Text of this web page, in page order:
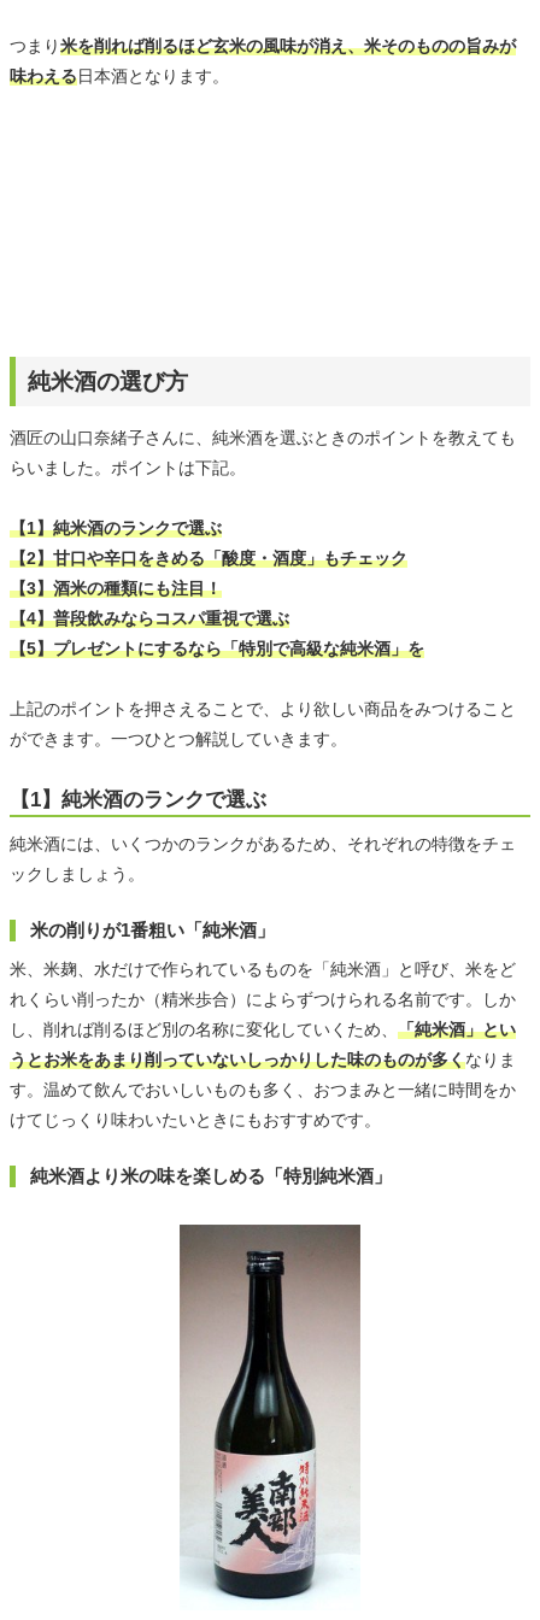
つまり米を削れば削るほど玄米の風味が消え、米そのものの旨みが
味わえる日本酒となります。
純米酒の選び方
酒匠の山口奈緒子さんに、純米酒を選ぶときのポイントを教えても
らいました。ポイントは下記。
【1】純米酒のランクで選ぶ
【2】甘口や辛口をきめる「酸度・酒度」もチェック
【3】酒米の種類にも注目！
【4】普段飲みならコスパ重視で選ぶ
【5】プレゼントにするなら「特別で高級な純米酒」を
上記のポイントを押さえることで、より欲しい商品をみつけること
ができます。一つひとつ解説していきます。
【1】純米酒のランクで選ぶ
純米酒には、いくつかのランクがあるため、それぞれの特徴をチェ
ックしましょう。
米の削りが1番粗い「純米酒」
米、米麹、水だけで作られているものを「純米酒」と呼び、米をど
れくらい削ったか（精米歩合）によらずつけられる名前です。しか
し、削れば削るほど別の名称に変化していくため、 「純米酒」とい
うとお米をあまり削っていないしっかりした味のものが多くなりま
す。温めて飲んでおいしいものも多く、おつまみと一緒に時間をか
けてじっくり味わいたいときにもおすすめです。
純米酒より米の味を楽しめる「特別純米酒」